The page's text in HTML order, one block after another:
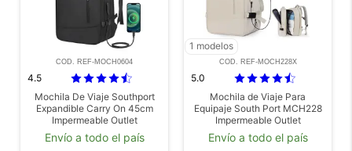
COD. REF-MOCH0604
4.5
Mochila De Viaje Southport
Expandible Carry On 45cm
Impermeable Outlet
Envío a todo el país
1 modelos
COD. REF-MOCH228X
5.0
Mochila de Viaje Para
Equipaje South Port MCH228
Impermeable Outlet
Envío a todo el país